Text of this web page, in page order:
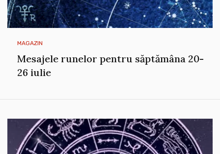
MAGAZIN
Mesajele runelor pentru săptămâna 20-
26 iulie